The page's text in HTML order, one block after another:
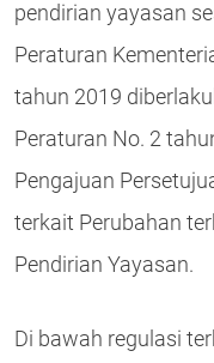
pendirian yayasan
Peraturan
tahun 2019
Peraturan No. 2
Pengajuan
terkait Perubahan
Pendirian Yayasan.
Di bawah regulasi